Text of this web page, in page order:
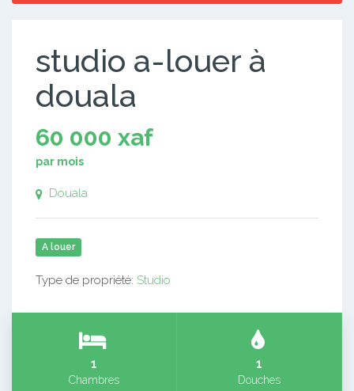
studio a-louer à
douala
60 000 xaf
par mois
Douala
A louer
Type de propriété: Studio
1
Chambres
1
Douches